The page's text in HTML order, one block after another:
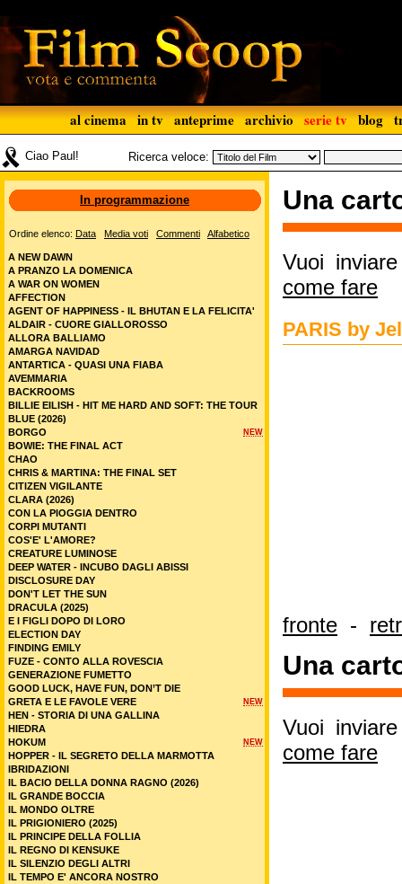
al cinema in tv anteprime archivio serie tv blog
Ciao Paul! Ricerca veloce:
Una
Vuoi
come fare
PARIS by
fronte -
Una
Vuoi
come fare
In programmazione
Ordine elenco: Data Media voti Commenti Alfabetico
A NEW DAWN
A PRANZO LA DOMENICA
A WAR ON WOMEN
AFFECTION
AGENT OF HAPPINESS - IL BHUTAN E LA FELICITA'
ALDAIR - CUORE GIALLOROSSO
ALLORA BALLIAMO
AMARGA NAVIDAD
ANTARTICA - QUASI UNA FIABA
AVEMMARIA
BACKROOMS
BILLIE EILISH - HIT ME HARD AND SOFT: THE TOUR
BLUE (2026)
NEW
BORGO
BOWIE: THE FINAL ACT
CHAO
CHRIS & MARTINA: THE FINAL SET
CITIZEN VIGILANTE
CLARA (2026)
CON LA PIOGGIA DENTRO
CORPI MUTANTI
COS'E' L'AMORE?
CREATURE LUMINOSE
DEEP WATER - INCUBO DAGLI ABISSI
DISCLOSURE DAY
DON'T LET THE SUN
DRACULA (2025)
E I FIGLI DOPO DI LORO
ELECTION DAY
FINDING EMILY
FUZE - CONTO ALLA ROVESCIA
GENERAZIONE FUMETTO
GOOD LUCK, HAVE FUN, DON’T DIE
NEW
GRETA E LE FAVOLE VERE
HEN - STORIA DI UNA GALLINA
HIEDRA
NEW
HOKUM
HOPPER - IL SEGRETO DELLA MARMOTTA
IBRIDAZIONI
IL BACIO DELLA DONNA RAGNO (2026)
IL GRANDE BOCCIA
IL MONDO OLTRE
IL PRIGIONIERO (2025)
IL PRINCIPE DELLA FOLLIA
IL REGNO DI KENSUKE
IL SILENZIO DEGLI ALTRI
IL TEMPO E' ANCORA NOSTRO